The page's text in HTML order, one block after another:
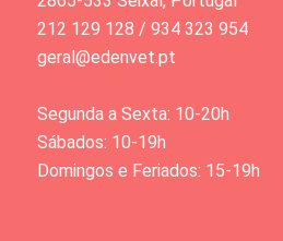
212 129 128 / 934 323 954
geral@edenvet.pt
Segunda a Sexta: 10-20h
Sábados: 10-19h
Domingos e Feriados: 15-19h